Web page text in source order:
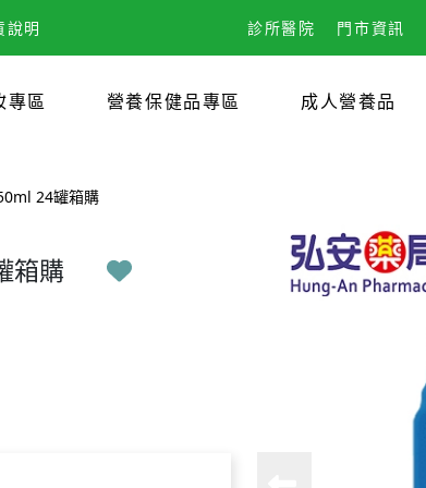
說明 診所醫院 門市資訊
專區 營養保健品專區 成人營養品
24罐箱購
箱購